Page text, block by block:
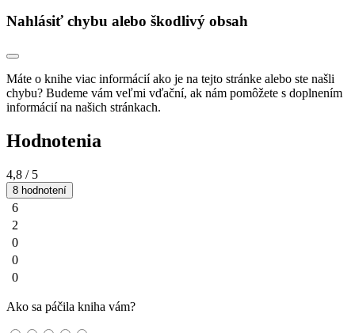
Nahlásiť chybu alebo škodlivý obsah
Máte o knihe viac informácií ako je na tejto stránke alebo ste našli
chybu? Budeme vám veľmi vďační, ak nám pomôžete s doplnením
informácií na našich stránkach.
Hodnotenia
4,8 / 5
8 hodnotení
6
2
0
0
0
Ako sa páčila kniha vám?